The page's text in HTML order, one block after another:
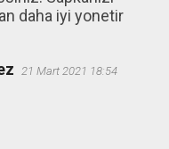
daha iyi yonetir
21 Mart 2021 18:54